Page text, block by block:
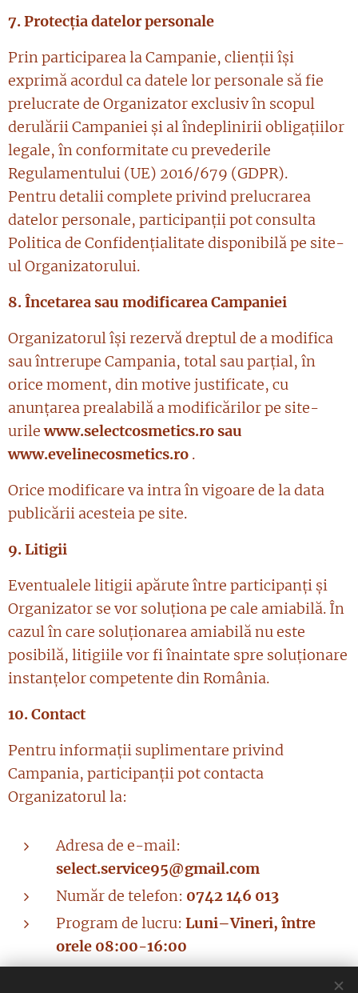
7. Protecția datelor personale
Prin participarea la Campanie, clienții își
exprimă acordul ca datele lor personale să fie
prelucrate de Organizator exclusiv în scopul
derulării Campaniei și al îndeplinirii obligațiilor
legale, în conformitate cu prevederile
Regulamentului (UE) 2016/679 (GDPR).
Pentru detalii complete privind prelucrarea
datelor personale, participanții pot consulta
Politica de Confidențialitate disponibilă pe site-
ul Organizatorului.
8. Încetarea sau modificarea Campaniei
Organizatorul își rezervă dreptul de a modifica
sau întrerupe Campania, total sau parțial, în
orice moment, din motive justificate, cu
anunțarea prealabilă a modificărilor pe site-
urilewww.selectcosmetics.ro sau
www.evelinecosmetics.ro .
Orice modificare va intra în vigoare de la data
publicării acesteia pe site.
9. Litigii
Eventualele litigii apărute între participanți și
Organizator se vor soluționa pe cale amiabilă. În
cazul în care soluționarea amiabilă nu este
posibilă, litigiile vor fi înaintate spre soluționare
instanțelor competente din România.
10. Contact
Pentru informații suplimentare privind
Campania, participanții pot contacta
Organizatorul la:
Adresa de e-mail:
select.service95@gmail.com
Număr de telefon: 0742 146 013
Program de lucru: Luni–Vineri, între
orele 08:00-16:00